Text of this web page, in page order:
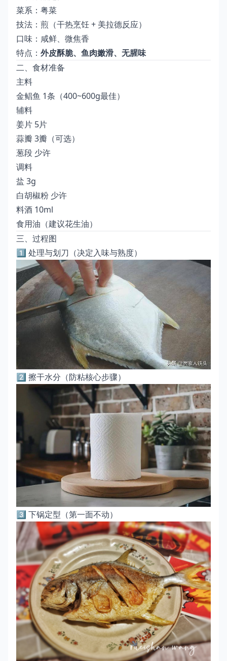
菜系：粤菜
技法：煎（干热烹饪 + 美拉德反应）
口味：咸鲜、微焦香
特点： 外皮酥脆、鱼肉嫩滑、无腥味
二、食材准备
主料
金鲳鱼 1条（400~600g最佳）
辅料
姜片 5片
蒜瓣 3瓣（可选）
葱段 少许
调料
盐 3g
白胡椒粉 少许
料酒 10ml
食用油（建议花生油）
三、过程图
1️⃣ 处理与划刀（决定入味与熟度）
2️⃣ 擦干水分（防粘核心步骤）
3️⃣ 下锅定型（第一面不动）